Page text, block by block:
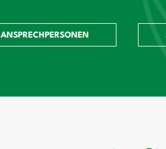
ANSPRECHPERSONEN